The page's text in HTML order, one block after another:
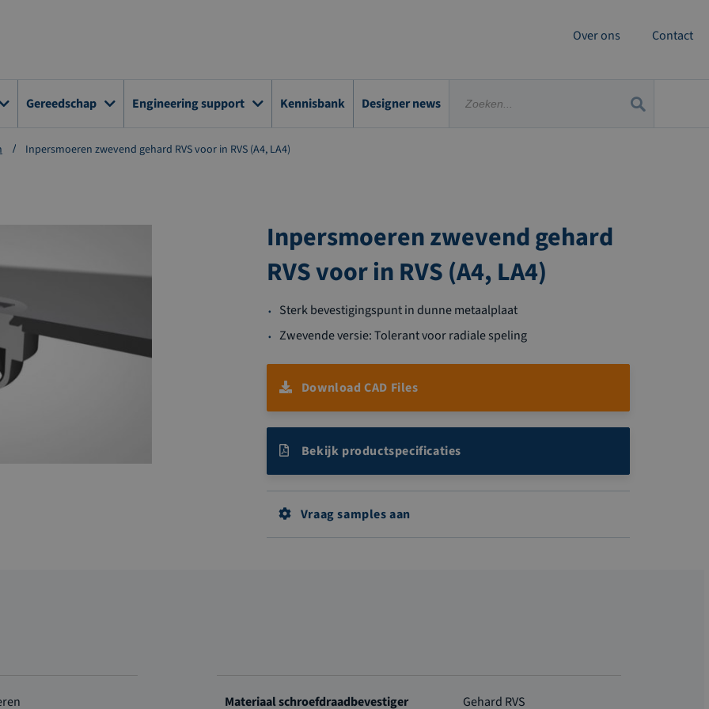
Over ons Contact
Gereedschap Engineering support Kennisbank Designer news
Inpersmoeren zwevend gehard RVS voor in RVS (A4, LA4)
Inpersmoeren zwevend gehard
RVS voor in RVS (A4, LA4)
Sterk bevestigingspunt in dunne metaalplaat
Zwevende versie: Tolerant voor radiale speling
Download CAD Files
Bekijk productspecificaties
Vraag samples aan
Materiaal schroefdraadbevestiger Gehard RVS